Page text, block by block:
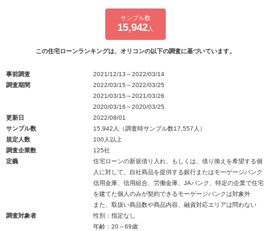
サンプル数
15,942 人
この住宅ローンランキングは、オリコンの以下の調査に基づいています。
事前調査
2021/12/13～2022/03/14
調査期間
2022/03/15～2022/03/25
2021/03/15～2021/03/26
2020/03/16～2020/03/25
更新日
2022/08/01
サンプル数
15,942人（調査時サンプル数17,557人）
規定人数
100人以上
調査企業数
125社
定義
住宅ローンの新規借り入れ、もしくは、借り換えを希望する個
人に対して、自社商品を提供する銀行またはモーゲージバンク
信用金庫、信用組合、労働金庫、JAバンク、特定の企業で住宅
を建てた個人のみが契約できるモーゲージバンクは対象外
また、取扱い商品数や商品内容、融資対応エリアは問わない
調査対象者
性別：指定なし
年齢：20～69歳